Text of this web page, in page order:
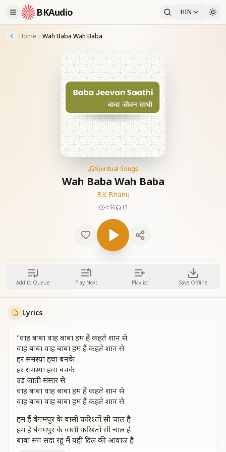
BKAudio HIN
Home Wah Baba Wah Baba
Spiritual Songs
Wah Baba Wah Baba
BK Bhanu
4:56 13
Add to Queue Play Next Playlist Save Offline
Lyrics
"वाह बाबा वाह बाबा हम हैं कहते शान से
वाह बाबा वाह बाबा हम हैं कहते शान से
हर समस्या हवा बनके
हर समस्या हवा बनके
उड़ जाती संसार से
वाह बाबा वाह बाबा हम हैं कहते शान से
वाह बाबा वाह बाबा हम हैं कहते शान से
हम हैं बेगमपुर के वासी फरिश्तों सी चाल है
हम है बेगमपुर के वासी फरिश्तों सी चाल है
बाबा संग सदा रहूं मैं यही दिल की आवाज है